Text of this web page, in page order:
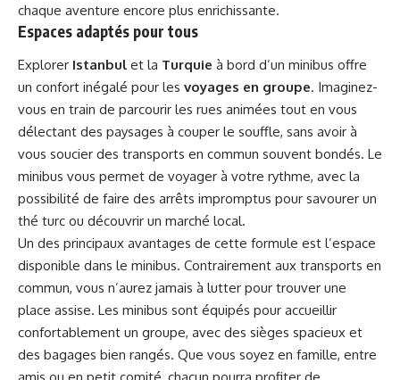
chaque aventure encore plus enrichissante.
Espaces adaptés pour tous
Explorer Istanbul et la Turquie à bord d’un minibus offre
un confort inégalé pour les voyages en groupe. Imaginez-
vous en train de parcourir les rues animées tout en vous
délectant des paysages à couper le souffle, sans avoir à
vous soucier des transports en commun souvent bondés. Le
minibus vous permet de voyager à votre rythme, avec la
possibilité de faire des arrêts impromptus pour savourer un
thé turc ou découvrir un marché local.
Un des principaux avantages de cette formule est l’espace
disponible dans le minibus. Contrairement aux transports en
commun, vous n’aurez jamais à lutter pour trouver une
place assise. Les minibus sont équipés pour accueillir
confortablement un groupe, avec des sièges spacieux et
des bagages bien rangés. Que vous soyez en famille, entre